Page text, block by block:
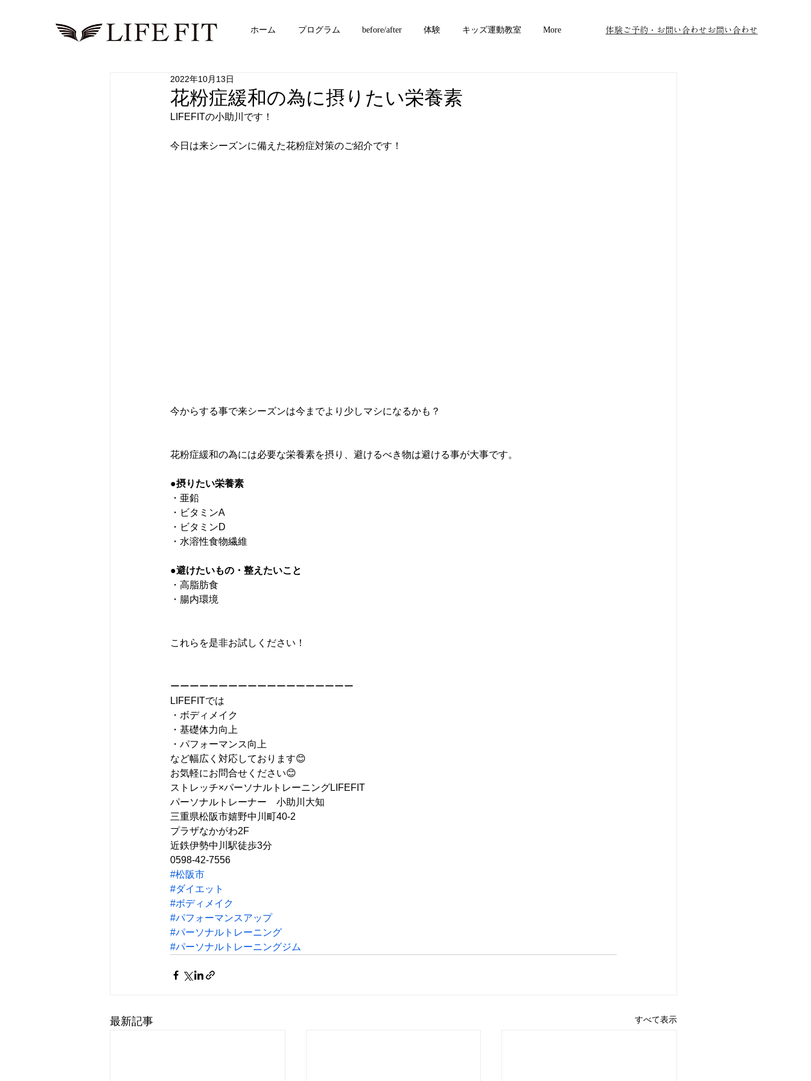
ホーム プログラム before/after 体験 キッズ運動教室 More 体験ご予約・お問い合わせお問い合わせ
花粉症緩和の為に摂りたい栄養素
2022年10月13日
LIFEFITの小助川です！
今日は来シーズンに備えた花粉症対策のご紹介です！
今からする事で来シーズンは今までより少しマシになるかも？
花粉症緩和の為には必要な栄養素を摂り、避けるべき物は避ける事が大事です。
●摂りたい栄養素
・亜鉛
・ビタミンA
・ビタミンD
・水溶性食物繊維
●避けたいもの・整えたいこと
・高脂肪食
・腸内環境
これらを是非お試しください！
ーーーーーーーーーーーーーーーーーーー
LIFEFITでは
・ボディメイク
・基礎体力向上
・パフォーマンス向上
など幅広く対応しております😊
お気軽にお問合せください😊
ストレッチ×パーソナルトレーニングLIFEFIT
パーソナルトレーナー　小助川大知
三重県松阪市嬉野中川町40-2
プラザなかがわ2F
近鉄伊勢中川駅徒歩3分
0598-42-7556
#松阪市
#ダイエット
#ボディメイク
#パフォーマンスアップ
#パーソナルトレーニング
#パーソナルトレーニングジム
最新記事 すべて表示